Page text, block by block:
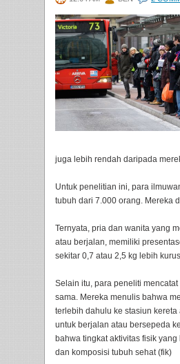
juga lebih rendah daripada
Untuk penelitian ini, para
tubuh dari 7.000 orang. Mereka
Ternyata, pria dan wanita yang
atau berjalan, memiliki
sekitar 0,7 atau 2,5 kg lebih
Selain itu, para peneliti
sama. Mereka menulis bahwa
terlebih dahulu ke stasiun
untuk berjalan atau bersepeda
bahwa tingkat aktivitas fisik
dan komposisi tubuh sehat (fik)